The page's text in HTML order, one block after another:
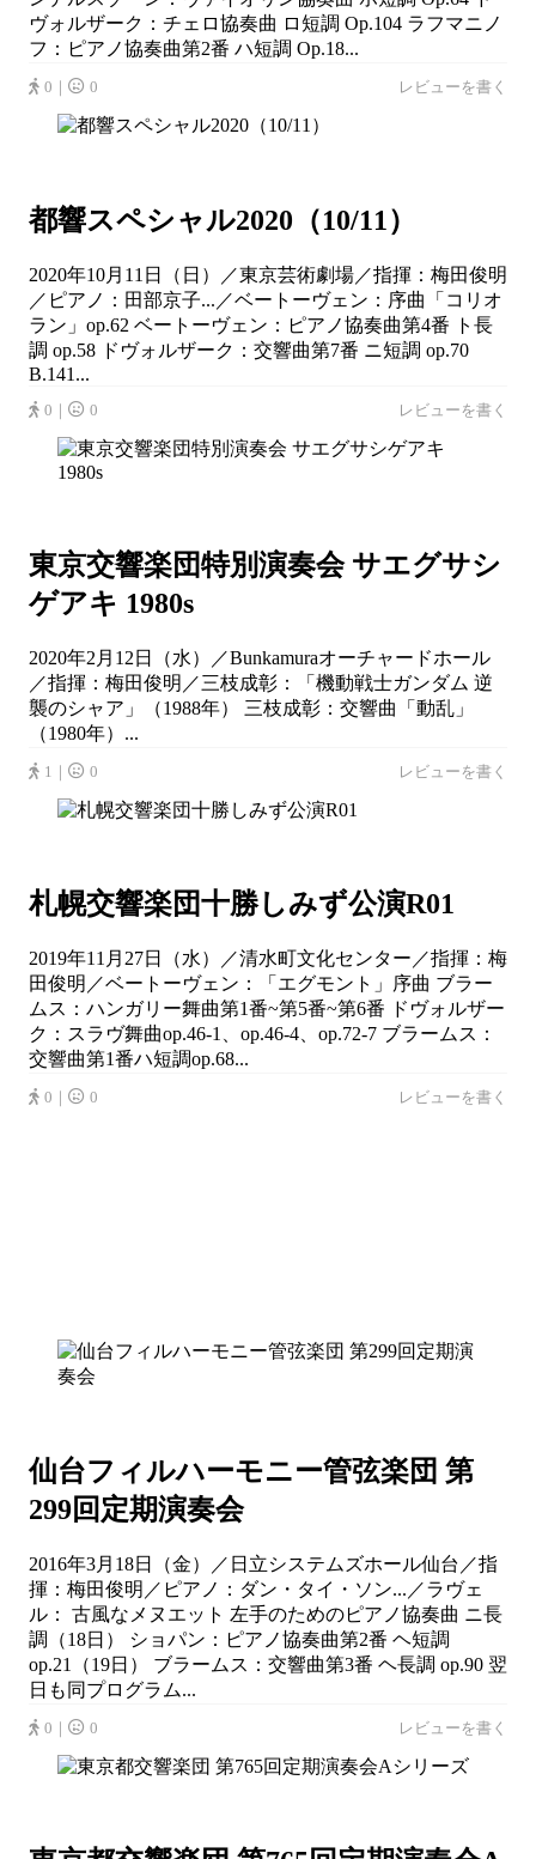
ヴォルザーク：チェロ協奏曲 ロ短調 Op.104 ラフマニノ
フ：ピアノ協奏曲第2番 ハ短調 Op.18...
0｜ 0 レビューを書く
都響スペシャル2020（10/11）
2020年10月11日（日）／東京芸術劇場／指揮：梅田俊明
／ピアノ：田部京子...／ベートーヴェン：序曲「コリオ
ラン」op.62 ベートーヴェン：ピアノ協奏曲第4番 ト長
調 op.58 ドヴォルザーク：交響曲第7番 ニ短調 op.70
B.141...
0｜ 0 レビューを書く
東京交響楽団特別演奏会 サエグサシ
ゲアキ 1980s
2020年2月12日（水）／Bunkamuraオーチャードホール
／指揮：梅田俊明／三枝成彰：「機動戦士ガンダム 逆
襲のシャア」（1988年） 三枝成彰：交響曲「動乱」
（1980年）...
1｜ 0 レビューを書く
札幌交響楽団十勝しみず公演R01
2019年11月27日（水）／清水町文化センター／指揮：梅
田俊明／ベートーヴェン：「エグモント」序曲 ブラー
ムス：ハンガリー舞曲第1番~第5番~第6番 ドヴォルザー
ク：スラヴ舞曲op.46-1、op.46-4、op.72-7 ブラームス：
交響曲第1番ハ短調op.68...
0｜ 0 レビューを書く
仙台フィルハーモニー管弦楽団 第
299回定期演奏会
2016年3月18日（金）／日立システムズホール仙台／指
揮：梅田俊明／ピアノ：ダン・タイ・ソン...／ラヴェ
ル： 古風なメヌエット 左手のためのピアノ協奏曲 ニ長
調（18日） ショパン：ピアノ協奏曲第2番 ヘ短調
op.21（19日） ブラームス：交響曲第3番 ヘ長調 op.90 翌
日も同プログラム...
0｜ 0 レビューを書く